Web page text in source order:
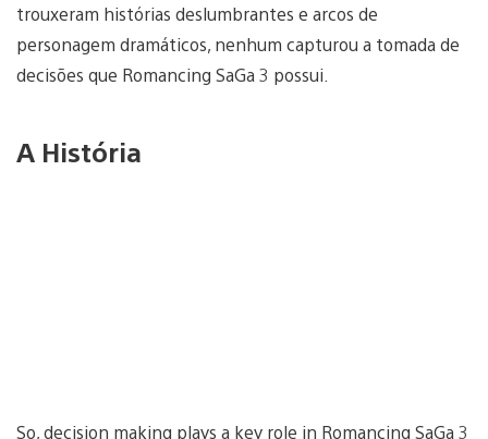
trouxeram histórias deslumbrantes e arcos de
personagem dramáticos, nenhum capturou a tomada de
decisões que Romancing SaGa 3 possui.
A História
So, decision making plays a key role in Romancing SaGa 3